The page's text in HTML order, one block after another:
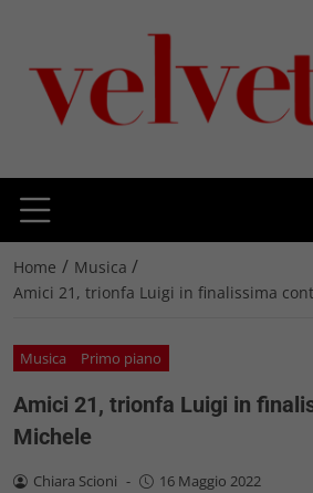
Home / Musica /
Amici 21, trionfa Luigi in finalissima
Musica Primo piano
Amici 21, trionfa Luigi in
Michele
Chiara Scioni - 16 Maggio 2022